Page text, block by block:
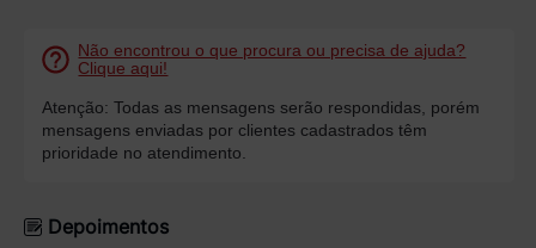
Não encontrou o que procura ou precisa de ajuda?
Clique aqui!
Atenção: Todas as mensagens serão respondidas, porém
mensagens enviadas por clientes cadastrados têm
prioridade no atendimento.
Depoimentos